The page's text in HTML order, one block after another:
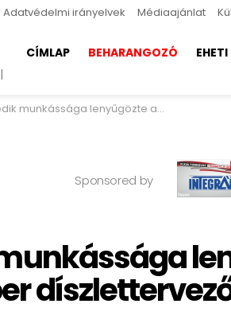
Adatvédelmi irányelvek Médiaajánlat
CÍMLAP BEHARANGOZÓ
lenyűgözte az Akácember díszlettervezőjét
Sponsored by